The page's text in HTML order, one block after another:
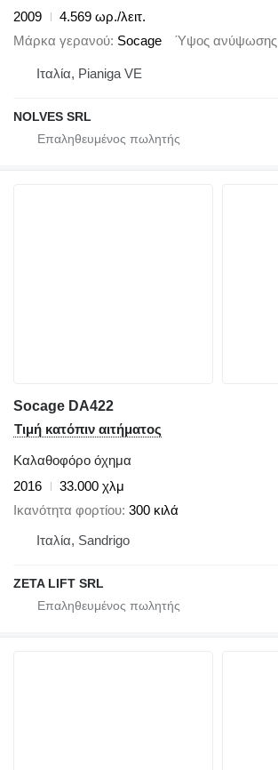
2009
4.569 ωρ./λειτ.
Μάρκα γερανού Socage Ύψος ανύψωσης
Ιταλία, Pianiga VE
NOLVES SRL
Socage DA422
Τιμή κατόπιν αιτήματος
Καλαθοφόρο όχημα
2016
33.000 χλμ
Ικανότητα φορτίου 300 κιλά
Ιταλία, Sandrigo
ZETA LIFT SRL